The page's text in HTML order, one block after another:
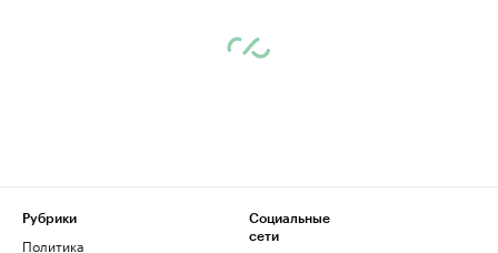
Рубрики
Политика
Социальные
сети